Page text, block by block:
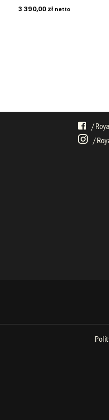
3 390,00 zł netto
/
/